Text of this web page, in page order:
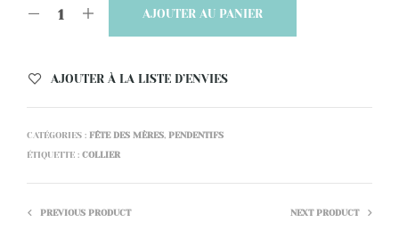
AJOUTER AU PANIER
AJOUTER À LA LISTE D’ENVIES
CATÉGORIES : FÊTE DES MÈRES, PENDENTIFS
ÉTIQUETTE : COLLIER
PREVIOUS PRODUCT NEXT PRODUCT